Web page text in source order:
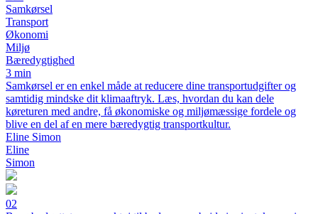
Samkørsel
Transport
Økonomi
Miljø
Bæredygtighed
3 min
Samkørsel er en enkel måde at reducere dine transportudgifter og
samtidig mindske dit klimaaftryk. Læs, hvordan du kan dele
køreturen med andre, få økonomiske og miljømæssige fordele og
blive en del af en mere bæredygtig transportkultur.
Eline Simon
Eline
Simon
02